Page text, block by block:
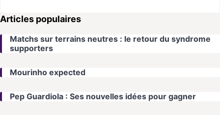
Articles populaires
Matchs sur terrains neutres : le retour du syndrome
supporters
Mourinho expected
Pep Guardiola : Ses nouvelles idées pour gagner